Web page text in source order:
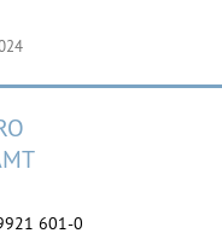
601-0